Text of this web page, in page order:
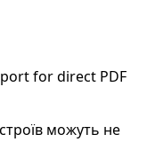
for direct PDF
можуть не